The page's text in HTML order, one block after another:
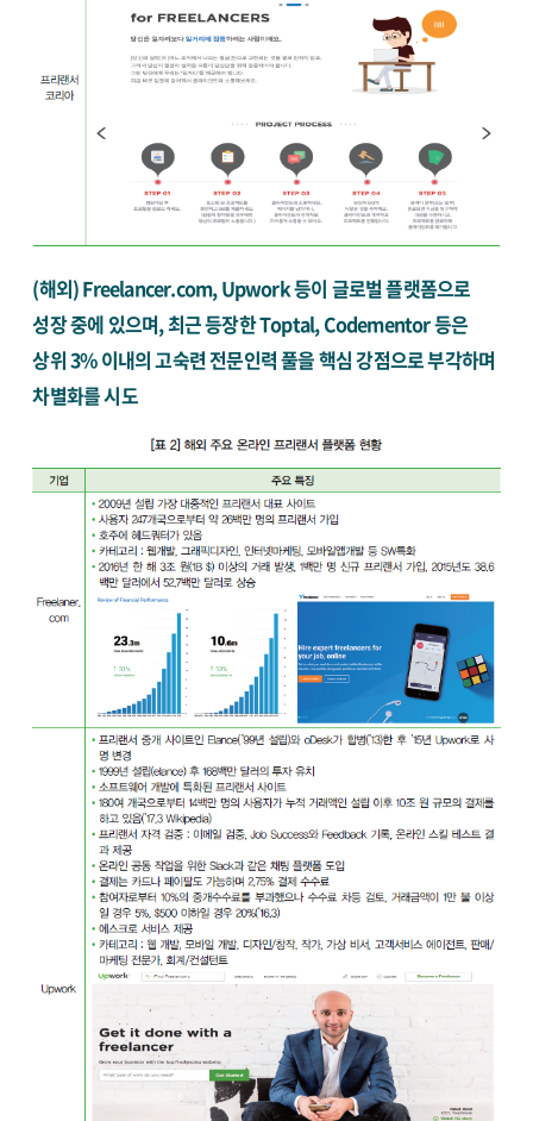
(해외) Freelancer.com, Upwork 등이 글로벌 플랫폼으로
성장 중에 있으며, 최근 등장한 Toptal, Codementor 등은
상위 3% 이내의 고숙련 전문인력 풀을 핵심 강점으로 부각하며
차별화를 시도